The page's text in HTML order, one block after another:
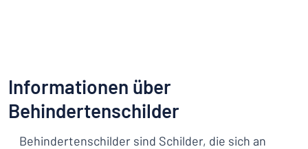
Informationen über
Behindertenschilder
Behindertenschilder sind Schilder, die sich an